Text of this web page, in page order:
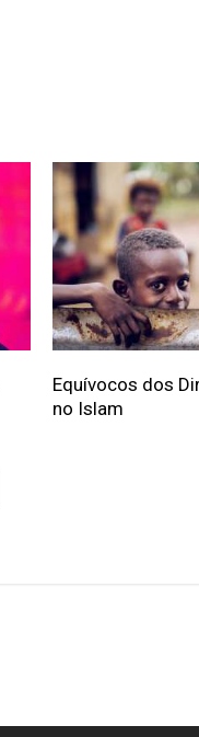
Equívocos dos
no Islam